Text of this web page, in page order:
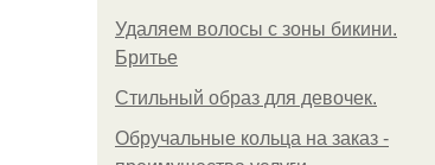
Удаляем волосы с зоны бикини.
Бритье
Стильный образ для девочек.
Обручальные кольца на заказ -